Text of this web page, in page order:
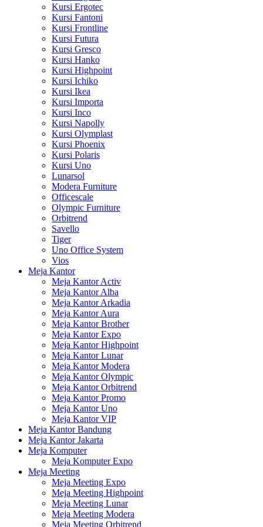
Kursi Ergotec
Kursi Fantoni
Kursi Frontline
Kursi Futura
Kursi Gresco
Kursi Hanko
Kursi Highpoint
Kursi Ichiko
Kursi Ikea
Kursi Importa
Kursi Inco
Kursi Napolly
Kursi Olymplast
Kursi Phoenix
Kursi Polaris
Kursi Uno
Lunarsol
Modera Furniture
Officescale
Olympic Furniture
Orbitrend
Savello
Tiger
Uno Office System
Vios
Meja Kantor
Meja Kantor Activ
Meja Kantor Alba
Meja Kantor Arkadia
Meja Kantor Aura
Meja Kantor Brother
Meja Kantor Expo
Meja Kantor Highpoint
Meja Kantor Lunar
Meja Kantor Modera
Meja Kantor Olympic
Meja Kantor Orbitrend
Meja Kantor Promo
Meja Kantor Uno
Meja Kantor VIP
Meja Kantor Bandung
Meja Kantor Jakarta
Meja Komputer
Meja Komputer Expo
Meja Meeting
Meja Meeting Expo
Meja Meeting Highpoint
Meja Meeting Lunar
Meja Meeting Modera
Meja Meeting Orbitrend